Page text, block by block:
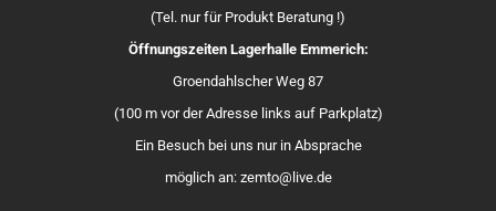
(Tel. nur für Produkt Beratung !)
Öffnungszeiten Lagerhalle Emmerich:
Groendahlscher Weg 87
(100 m vor der Adresse links auf Parkplatz)
Ein Besuch bei uns nur in Absprache
möglich an: zemto@live.de